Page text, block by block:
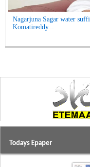
Nagarjuna Sagar water
Komatireddy...
Todays Epaper